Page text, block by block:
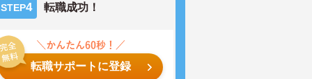
STEP4 転職成功！
転職サポートに登録